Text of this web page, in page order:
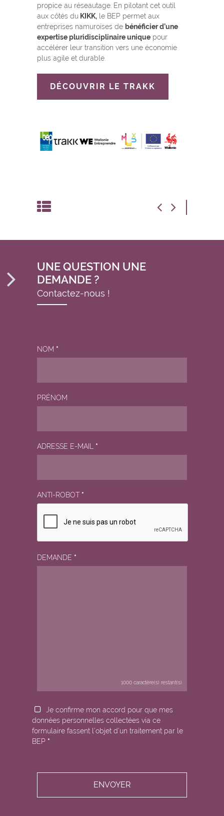
propice au réseautage. En pilotant cet outil
aux côtés du KIKK, le BEP permet aux
entreprises namuroises de bénéficier d’une
expertise pluridisciplinaire unique pour
accélérer leur transition vers une économie
plus agile et durable.
DÉCOUVRIR LE TRAKK
UNE QUESTION UNE
DEMANDE ?
Contactez-nous !
NOM *
PRÉNOM
ADRESSE E-MAIL *
ANTI-ROBOT *
DEMANDE *
1000 caractère(s) restant(s)
Je confirme mon accord pour que mes
données personnelles collectées via ce
formulaire fassent l’objet d’un traitement par le
BEP *